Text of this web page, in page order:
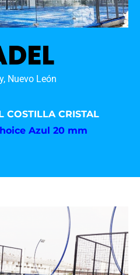
Nuevo León
COSTILLA CRISTAL
Azul 20 mm